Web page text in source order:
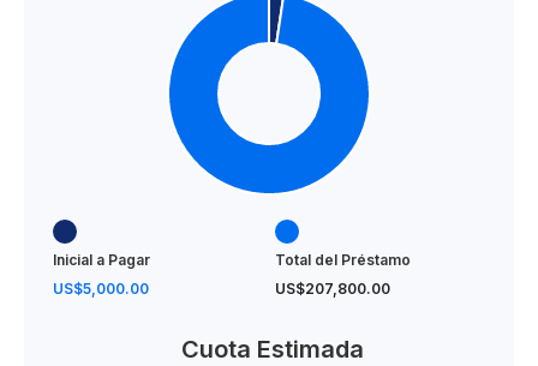
Inicial a Pagar
US$5,000.00
Total del Préstamo
US$207,800.00
Cuota Estimada